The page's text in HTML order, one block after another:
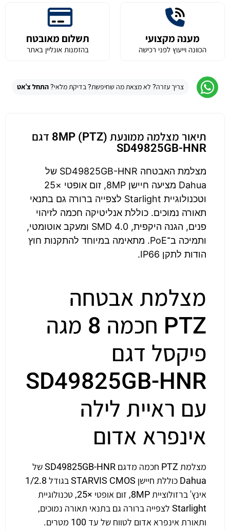
מענה מקצועי
הכוונה וייעוץ לפני רכישה
תשלום מאובטח
בהזמנות אונליין באתר
צריך עזרה? לא מצאת מה שחיפשת? בדיקת מלאי?התחל צ'אט
תיאור מצלמה ממונעת (PTZ) 8MP דגם
SD49825GB-HNR
מצלמת האבטחה SD49825GB-HNR של
Dahua מציעה חיישן 8MP, זום אופטי ×25
וטכנולוגיית Starlight לצפייה ברורה גם בתנאי
תאורה נמוכים. כוללת אנליטיקה חכמה לזיהוי
פנים, הגנה היקפית, SMD 4.0 ומעקב אוטומטי,
ותמיכה ב־PoE. מתאימה במיוחד להתקנות חוץ
הודות לתקן IP66.
מצלמת אבטחה
PTZ חכמה 8 מגה
פיקסל דגם
SD49825GB-HNR
עם ראיית לילה
אינפרא אדום
מצלמת PTZ חכמה מדגם SD49825GB-HNR של
Dahua כוללת חיישן STARVIS CMOS בגודל 1/2.8
אינץ' ברזולוציית 8MP, זום אופטי ×25, טכנולוגיית
Starlight לצפייה ברורה גם בתנאי תאורה נמוכים,
ותאורת אינפרא אדום לטווח של עד 100 מטרים.